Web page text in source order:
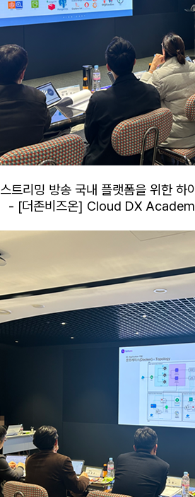
스트리밍 방송 국내 플랫폼을 위한 하
- [더존비즈온] Cloud DX